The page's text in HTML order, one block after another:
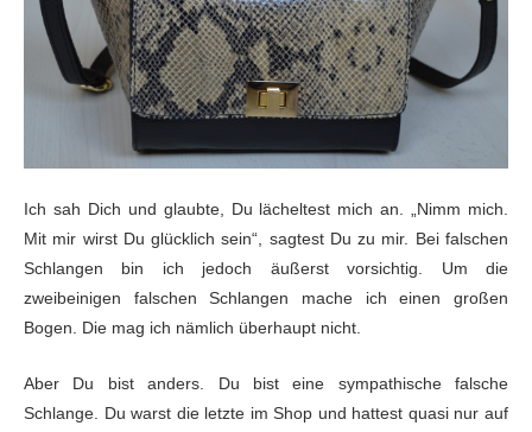
Ich sah Dich und glaubte, Du lächeltest mich an. „Nimm mich.
Mit mir wirst Du glücklich sein“, sagtest Du zu mir. Bei falschen
Schlangen bin ich jedoch äußerst vorsichtig. Um die
zweibeinigen falschen Schlangen mache ich einen großen
Bogen. Die mag ich nämlich überhaupt nicht.
Aber Du bist anders. Du bist eine sympathische falsche
Schlange. Du warst die letzte im Shop und hattest quasi nur auf